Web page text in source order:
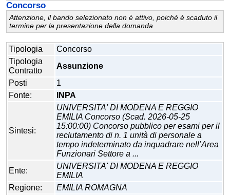
Concorso
Attenzione, il bando selezionato non è attivo, poiché è scaduto il
termine per la presentazione della domanda
Tipologia
Concorso
Tipologia
Contratto
Assunzione
Posti
1
Fonte:
INPA
Sintesi:
UNIVERSITA' DI MODENA E REGGIO
EMILIA Concorso (Scad. 2026-05-25
15:00:00) Concorso pubblico per esami per il
reclutamento di n. 1 unità di personale a
tempo indeterminato da inquadrare nell’Area
Funzionari Settore a ...
Ente:
UNIVERSITA' DI MODENA E REGGIO
EMILIA
Regione:
EMILIA ROMAGNA